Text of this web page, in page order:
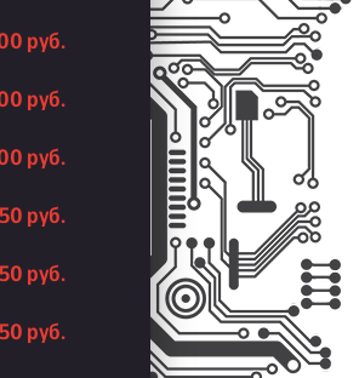
руб.
руб.
руб.
руб.
руб.
руб.